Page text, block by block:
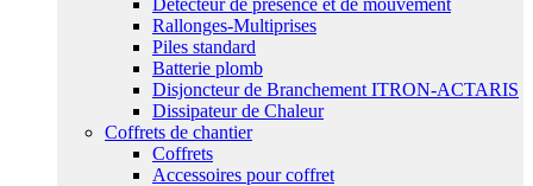
Détecteur de présence et de mouvement
Rallonges-Multiprises
Piles standard
Batterie plomb
Disjoncteur de Branchement ITRON-ACTARIS
Dissipateur de Chaleur
Coffrets de chantier
Coffrets
Accessoires pour coffret